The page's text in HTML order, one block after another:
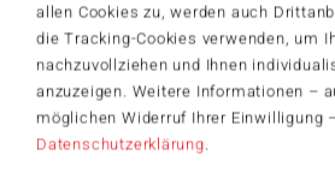
allen Cookies zu, werden auch
die Tracking-Cookies verwenden, um
nachzuvollziehen und Ihnen
anzuzeigen. Weitere Informationen –
möglichen Widerruf Ihrer Einwilligung
Datenschutzerklärung
Bleiben Sie auf dem Laufenden zu Neuheiten,
Themen rund um Schmidt®Spiele – und
Willkommensgutschein in Höhe von 5€ für
Produktneuheiten und
Aktuelle Themen und Trends aus der